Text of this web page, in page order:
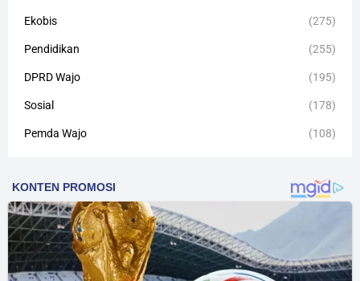
Ekobis (275)
Pendidikan (255)
DPRD Wajo (195)
Sosial (178)
Pemda Wajo (108)